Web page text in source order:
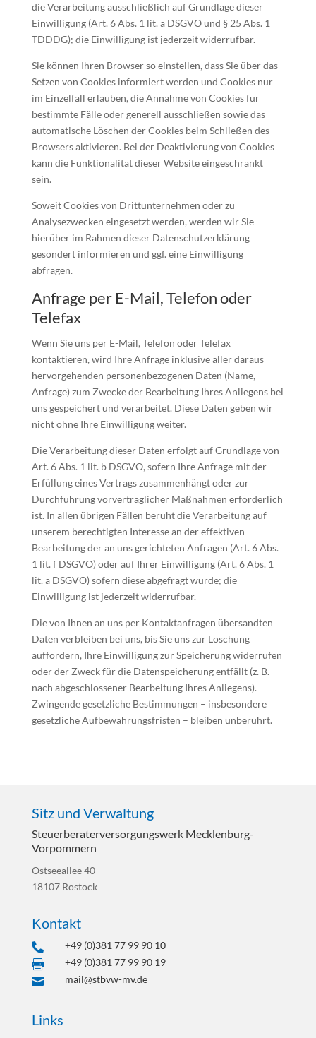
die Verarbeitung ausschließlich auf Grundlage dieser
Einwilligung (Art. 6 Abs. 1 lit. a DSGVO und § 25 Abs. 1
TDDDG); die Einwilligung ist jederzeit widerrufbar.
Sie können Ihren Browser so einstellen, dass Sie über das
Setzen von Cookies informiert werden und Cookies nur
im Einzelfall erlauben, die Annahme von Cookies für
bestimmte Fälle oder generell ausschließen sowie das
automatische Löschen der Cookies beim Schließen des
Browsers aktivieren. Bei der Deaktivierung von Cookies
kann die Funktionalität dieser Website eingeschränkt
sein.
Soweit Cookies von Drittunternehmen oder zu
Analysezwecken eingesetzt werden, werden wir Sie
hierüber im Rahmen dieser Datenschutzerklärung
gesondert informieren und ggf. eine Einwilligung
abfragen.
Anfrage per E-Mail, Telefon oder
Telefax
Wenn Sie uns per E-Mail, Telefon oder Telefax
kontaktieren, wird Ihre Anfrage inklusive aller daraus
hervorgehenden personenbezogenen Daten (Name,
Anfrage) zum Zwecke der Bearbeitung Ihres Anliegens bei
uns gespeichert und verarbeitet. Diese Daten geben wir
nicht ohne Ihre Einwilligung weiter.
Die Verarbeitung dieser Daten erfolgt auf Grundlage von
Art. 6 Abs. 1 lit. b DSGVO, sofern Ihre Anfrage mit der
Erfüllung eines Vertrags zusammenhängt oder zur
Durchführung vorvertraglicher Maßnahmen erforderlich
ist. In allen übrigen Fällen beruht die Verarbeitung auf
unserem berechtigten Interesse an der effektiven
Bearbeitung der an uns gerichteten Anfragen (Art. 6 Abs.
1 lit. f DSGVO) oder auf Ihrer Einwilligung (Art. 6 Abs. 1
lit. a DSGVO) sofern diese abgefragt wurde; die
Einwilligung ist jederzeit widerrufbar.
Die von Ihnen an uns per Kontaktanfragen übersandten
Daten verbleiben bei uns, bis Sie uns zur Löschung
auffordern, Ihre Einwilligung zur Speicherung widerrufen
oder der Zweck für die Datenspeicherung entfällt (z. B.
nach abgeschlossener Bearbeitung Ihres Anliegens).
Zwingende gesetzliche Bestimmungen – insbesondere
gesetzliche Aufbewahrungsfristen – bleiben unberührt.
Sitz und Verwaltung
Steuerberater­versorgungswerk Mecklenburg-
Vorpommern
Ostseeallee 40
18107 Rostock
Kontakt

+49 (0)381 77 99 90 10

+49 (0)381 77 99 90 19

mail@stbvw-mv.de
Links